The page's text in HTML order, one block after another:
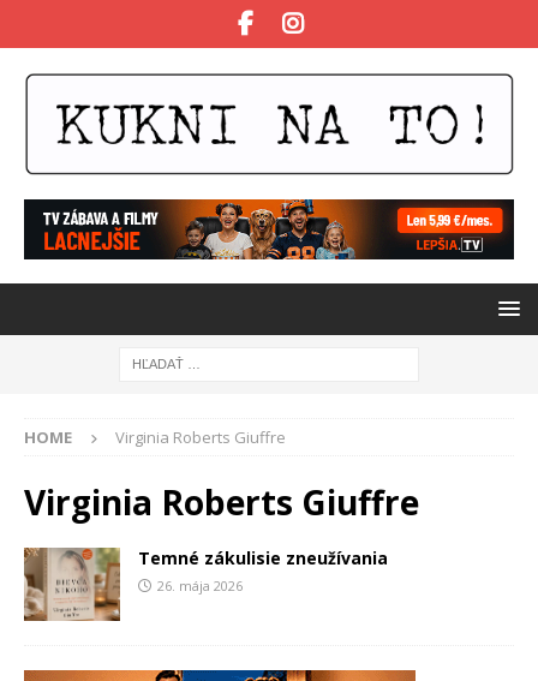
HOME Virginia Roberts Giuffre
Virginia Roberts Giuffre
Temné zákulisie zneužívania
26. mája 2026